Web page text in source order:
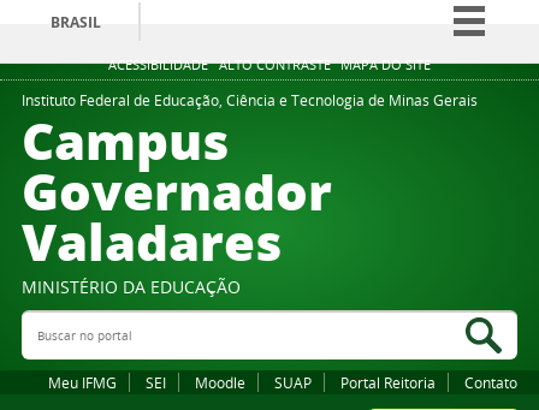
ACESSIBILIDADE ALTO CONTRASTE MAPA DO SITE
BRASIL
Simplifique!
Comunica BR
Instituto Federal de Educação, Ciência e Tecnologia de Minas Gerais
Campus
Governador
Valadares
MINISTÉRIO DA EDUCAÇÃO
Buscar no portal
Meu IFMG SEI Moodle SUAP Portal Reitoria Contato